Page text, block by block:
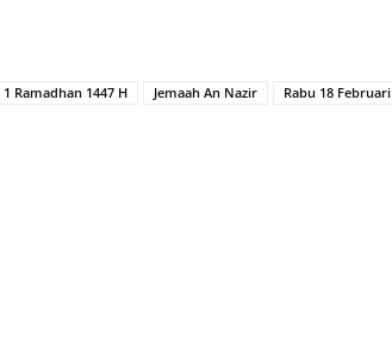
1 Ramadhan 1447 H Jemaah An Nazir Rabu 18